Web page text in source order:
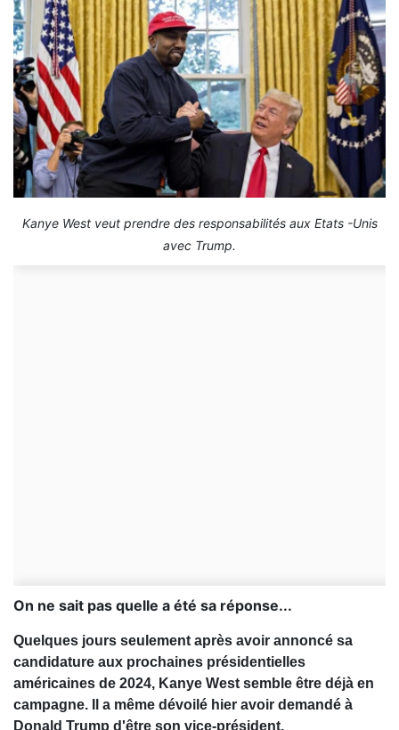
Kanye West veut prendre des responsabilités aux Etats -Unis
avec Trump.
On ne sait pas quelle a été sa réponse...
Quelques jours seulement après avoir annoncé sa
candidature aux prochaines présidentielles
américaines de 2024, Kanye West semble être déjà en
campagne. Il a même dévoilé hier avoir demandé à
Donald Trump d'être son vice-président.